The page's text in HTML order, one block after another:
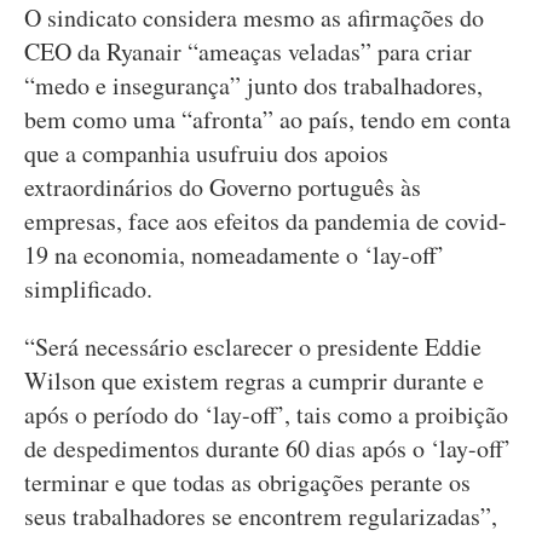
O sindicato considera mesmo as afirmações do
CEO da Ryanair “ameaças veladas” para criar
“medo e insegurança” junto dos trabalhadores,
bem como uma “afronta” ao país, tendo em conta
que a companhia usufruiu dos apoios
extraordinários do Governo português às
empresas, face aos efeitos da pandemia de covid-
19 na economia, nomeadamente o ‘lay-off’
simplificado.
“Será necessário esclarecer o presidente Eddie
Wilson que existem regras a cumprir durante e
após o período do ‘lay-off’, tais como a proibição
de despedimentos durante 60 dias após o ‘lay-off’
terminar e que todas as obrigações perante os
seus trabalhadores se encontrem regularizadas”,